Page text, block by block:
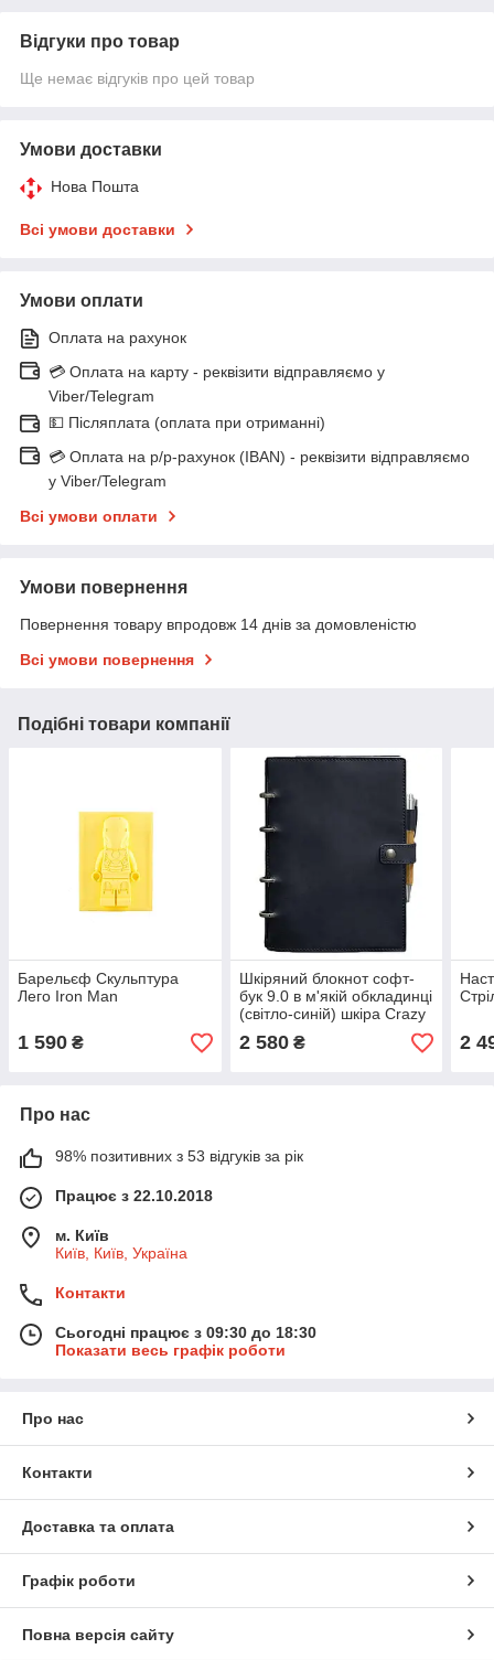
Відгуки про товар
Ще немає відгуків про цей товар
Умови доставки
Нова Пошта
Всі умови доставки
Умови оплати
Оплата на рахунок
💳 Оплата на карту - реквізити відправляємо у
Viber/Telegram
💵 Післяплата (оплата при отриманні)
💳 Оплата на р/р-рахунок (IBAN) - реквізити відправляємо
у Viber/Telegram
Всі умови оплати
Умови повернення
Повернення товару впродовж 14 днів за домовленістю
Всі умови повернення
Подібні товари компанії
Барельєф Скульптура
Лего Iron Man
1 590 ₴
Шкіряний блокнот cофт-
бук 9.0 в м'якій обкладинці
(світло-синій) шкіра Crazy
Horse
2 580₴ 2
Про нас
98% позитивних з 53 відгуків за рік
Працює з 22.10.2018
м. Київ
Київ, Київ, Україна
Контакти
Сьогодні працює з 09:30 до 18:30
Показати весь графік роботи
Про нас
Контакти
Доставка та оплата
Графік роботи
Повна версія сайту